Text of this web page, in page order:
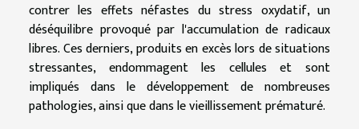
contrer les effets néfastes du stress oxydatif, un
déséquilibre provoqué par l'accumulation de radicaux
libres. Ces derniers, produits en excès lors de situations
stressantes, endommagent les cellules et sont
impliqués dans le développement de nombreuses
pathologies, ainsi que dans le vieillissement prématuré.